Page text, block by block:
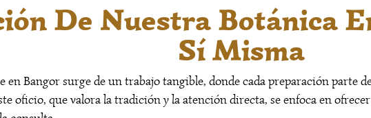
De Nuestra Botánica
Sí Misma
en Bangor surge de un trabajo tangible, donde cada preparación parte
oficio, que valora la tradición y la atención directa, se enfoca en